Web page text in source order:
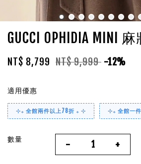
GUCCI OPHIDIA MINI
NT$ 8,799 NT$ 9,999 -12%
適用優惠
⊹₊ 全館兩件以上78折 ₊ ⊹ ⊹₊ 全館一
數量 - +